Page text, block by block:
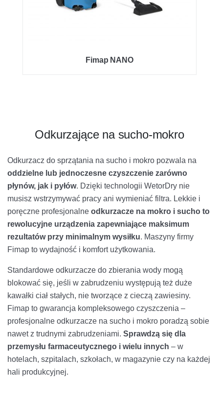
Fimap NANO
Odkurzające na sucho-mokro
Odkurzacz do sprzątania na sucho i mokro pozwala na
oddzielne lub jednoczesne czyszczenie zarówno
płynów, jak i pyłów. Dzięki technologii WetorDry nie
musisz wstrzymywać pracy ani wymieniać filtra. Lekkie i
poręczne profesjonalne odkurzacze na mokro i sucho to
rewolucyjne urządzenia zapewniające maksimum
rezultatów przy minimalnym wysiłku. Maszyny firmy
Fimap to wydajność i komfort użytkowania.
Standardowe odkurzacze do zbierania wody mogą
blokować się, jeśli w zabrudzeniu występują też duże
kawałki ciał stałych, nie tworzące z cieczą zawiesiny.
Fimap to gwarancja kompleksowego czyszczenia –
profesjonalne odkurzacze na sucho i mokro poradzą sobie
nawet z trudnymi zabrudzeniami. Sprawdzą się dla
przemysłu farmaceutycznego i wielu innych – w
hotelach, szpitalach, szkołach, w magazynie czy na każdej
hali produkcyjnej.